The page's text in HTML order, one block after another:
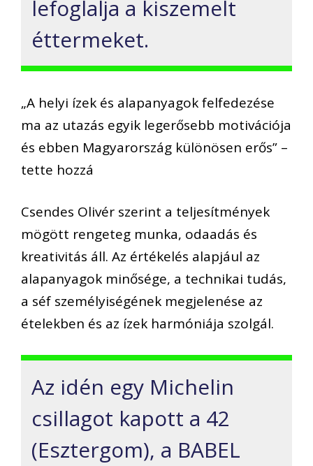
lefoglalja a kiszemelt
éttermeket.
„A helyi ízek és alapanyagok felfedezése
ma az utazás egyik legerősebb motivációja
és ebben Magyarország különösen erős” –
tette hozzá
Csendes Olivér szerint a teljesítmények
mögött rengeteg munka, odaadás és
kreativitás áll. Az értékelés alapjául az
alapanyagok minősége, a technikai tudás,
a séf személyiségének megjelenése az
ételekben és az ízek harmóniája szolgál.
Az idén egy Michelin
csillagot kapott a 42
(Esztergom), a BABEL